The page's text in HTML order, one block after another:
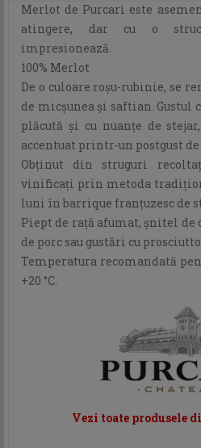
Merlot de Purcari este
atingere, dar cu o
impresionează.
100% Merlot
De o culoare roşu-rubinie, se
de micşunea şi saftian. Gustul
plăcută şi cu nuanţe de
accentuat printr-un postgust de
Obţinut din struguri
vinificaţi prin metoda
luni în barrique franțuzesc de
Piept de raţă afumat, şnitel de
de porc sau gustări cu
Temperatura recomandată
+20 °С.
Vezi toate produsele